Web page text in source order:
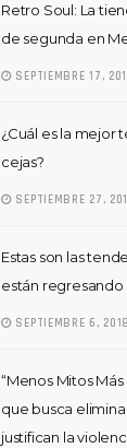
Retro Soul: La
de segunda en
SEPTIEMBRE 17,
¿Cuál es la mejor
cejas?
SEPTIEMBRE 27,
Estas son las
están regresando
SEPTIEMBRE 6, 2018
“Menos Mitos
que busca
justifican la